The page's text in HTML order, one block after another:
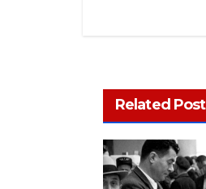
Related Post